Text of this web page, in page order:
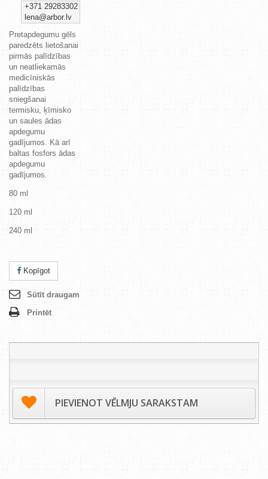
+371 29283302
lena@arbor.lv
Pretapdegumu gēls
paredzēts lietošanai
pirmās palīdzības
un neatliekamās
medicīniskās
palīdzības
sniegšanai
termisku, ķīmisko
un saules ādas
apdegumu
gadījumos. Kā arī
baltas fosfors ādas
apdegumu
gadījumos.
80 ml
120 ml
240 ml
Kopīgot
Sūtīt draugam
Printēt
PIEVIENOT VĒLMJU SARAKSTAM